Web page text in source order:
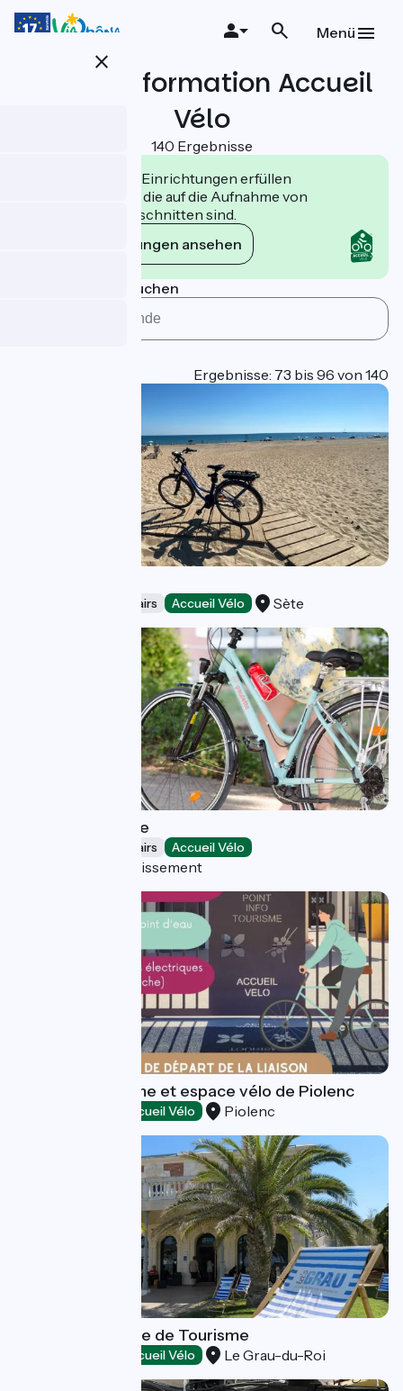
Direkt
zum
close
Menü
Useful information Accueil
Vélo
140 Ergebnisse
Die Accueil Vélo Einrichtungen erfüllen
Verpflichtungen, die auf die Aufnahme von
Radfahrern zugeschnitten sind.
Die Verpflichtungen ansehen
Nach Gemeinde suchen
Ergebnisse: 73 bis 96 von 140
Bicycle rentals/ repairs Accueil Vélo Sète
Paulette Bike Hire
Bicycle rentals/ repairs Accueil Vélo
Lyon 6e Arrondissement
Point info tourisme et espace vélo de Piolenc
Accueil Vélo Piolenc
Let's Grau - Office de Tourisme
Accueil Vélo Le Grau-du-Roi